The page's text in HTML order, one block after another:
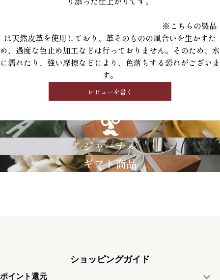
※こちらの製品
は天然皮革を使用しており、革そのものの風合いを生かすた
め、過度な色止め加工などは行っておりません。そのため、水
に濡れたり、強い摩擦などにより、色落ちする恐れがございま
す。
レビューを書く
GRIMM LAB
ジャーナル
ギフト商品
ショッピングガイド
ポイント還元